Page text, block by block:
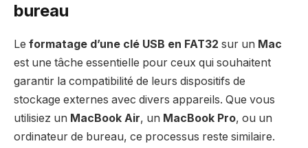
bureau
Le formatage d’une clé USB en FAT32 sur un Mac
est une tâche essentielle pour ceux qui souhaitent
garantir la compatibilité de leurs dispositifs de
stockage externes avec divers appareils. Que vous
utilisiez un MacBook Air, un MacBook Pro, ou un
ordinateur de bureau, ce processus reste similaire.